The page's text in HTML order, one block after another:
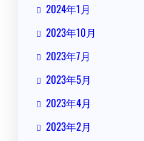
2024年1月
2023年10月
2023年7月
2023年5月
2023年4月
2023年2月